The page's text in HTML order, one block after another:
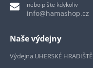
nebo pište kdykoliv
info@hamashop.cz
Naše výdejny
Výdejna UHERSKÉ HRADIŠTĚ